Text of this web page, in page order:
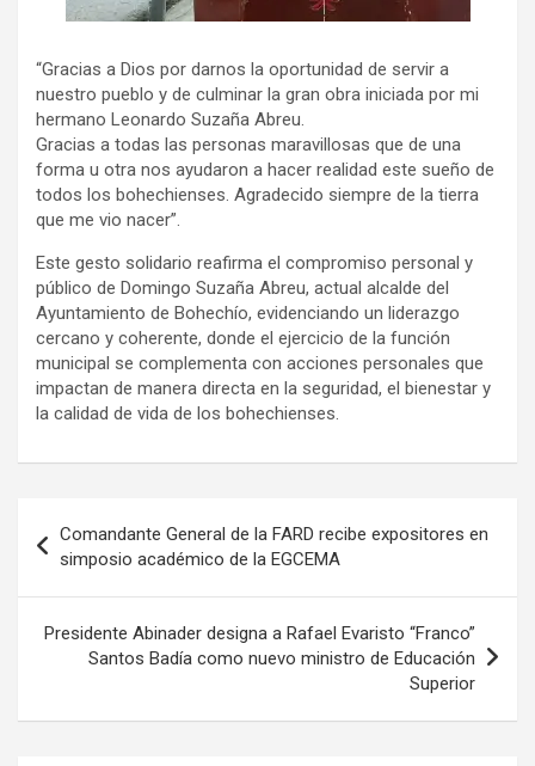
“Gracias a Dios por darnos la oportunidad de servir a
nuestro pueblo y de culminar la gran obra iniciada por mi
hermano Leonardo Suzaña Abreu.
Gracias a todas las personas maravillosas que de una
forma u otra nos ayudaron a hacer realidad este sueño de
todos los bohechienses. Agradecido siempre de la tierra
que me vio nacer”.
Este gesto solidario reafirma el compromiso personal y
público de Domingo Suzaña Abreu, actual alcalde del
Ayuntamiento de Bohechío, evidenciando un liderazgo
cercano y coherente, donde el ejercicio de la función
municipal se complementa con acciones personales que
impactan de manera directa en la seguridad, el bienestar y
la calidad de vida de los bohechienses.
de
entradas
Comandante General de la FARD recibe expositores en
simposio académico de la EGCEMA
Presidente Abinader designa a Rafael Evaristo “Franco”
Santos Badía como nuevo ministro de Educación
Superior